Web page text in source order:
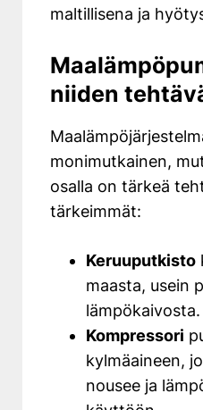
maltillisena ja
niiden
monimutkainen,
osalla on tärkeä
tärkeimmät:
Keruuputkisto
maasta, usein
lämpökaivosta.
Kompressori
kylmäaineen,
nousee ja